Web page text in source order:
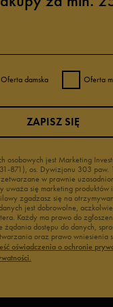
Oferta damska Oferta
osobowych jest Marketing
871), os. Dywizjonu 303 paw.
w prawnie
uważa się marketing produktów i
zgadzasz się na
jest dobrowolne,
Każdy ma prawo do
dostępu do danych,
oraz prawo wniesienia
oświadczenia o ochronie
ZAPISZ SIĘ